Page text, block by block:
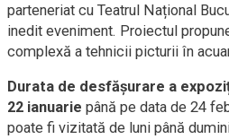
parteneriat cu Teatrul Național
inedit eveniment. Proiectul
complexă a tehnicii picturii în
Durata de desfășurare a
22 ianuarie până pe data de 24
poate fi vizitată de luni până